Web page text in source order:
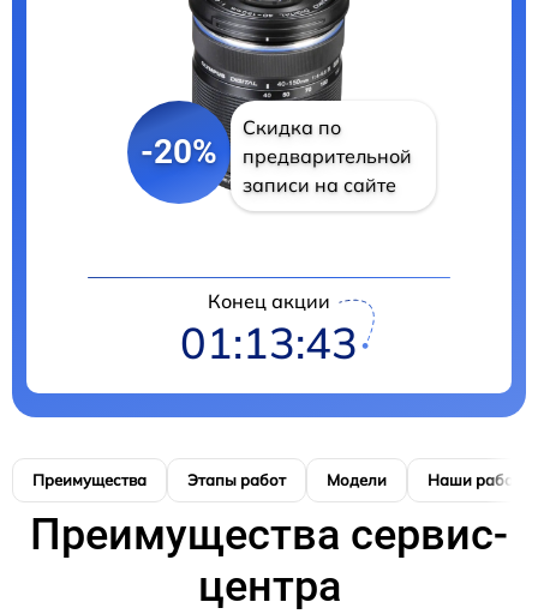
-20%
Скидка по
предварительной
записи на сайте
Конец акции
01:13:42
Преимущества Этапы работ Модели Наши работы
Преимущества сервис-
центра